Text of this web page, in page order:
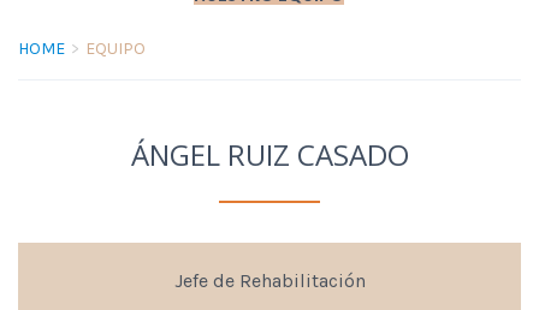
HOME EQUIPO
ÁNGEL RUIZ CASADO
Jefe de Rehabilitación